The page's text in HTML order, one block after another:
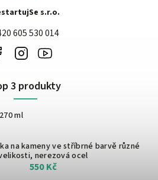
s.r.o.
605 530 014
3 produkty
ml
na kameny ve stříbrné barvě různé
nerezová ocel
550 Kč